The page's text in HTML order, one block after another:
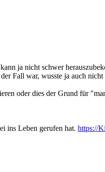
ja nicht schwer
Fall war, wusste ja auch
oder dies der Grund für
ins Leben gerufen hat. https://